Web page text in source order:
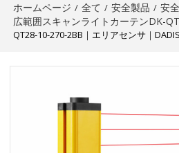
ホームページ / 全て / 安全製品 / 安
広範囲スキャンライトカーテンDK-
QT28-10-270-2BB｜エリアセンサ｜